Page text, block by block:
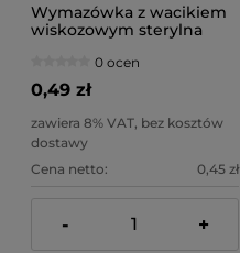
Wymazówka z wacikiem
wiskozowym sterylna
0 ocen
0,49 zł
zawiera 8% VAT, bez kosztów
dostawy
Cena netto:
0,45 zł
- +